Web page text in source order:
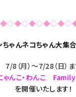
ゃんネコちゃん大集
7/8（月）～7/28（日）
ゃんこ・わんこ
を開催いたします！